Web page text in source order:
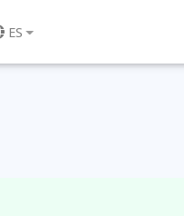
ES